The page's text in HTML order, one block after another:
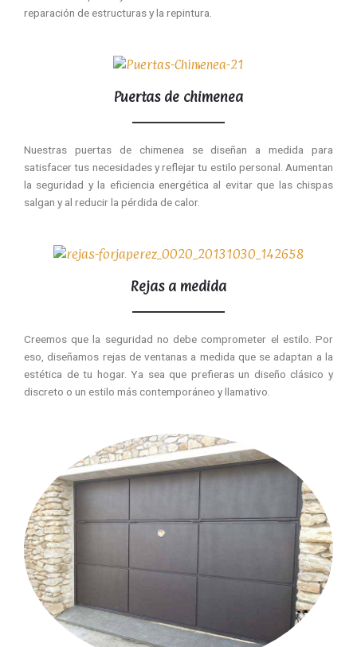
reparación de estructuras y la repintura.
Puertas de chimenea
Nuestras puertas de chimenea se diseñan a medida para
satisfacer tus necesidades y reflejar tu estilo personal. Aumentan
la seguridad y la eficiencia energética al evitar que las chispas
salgan y al reducir la pérdida de calor.
Rejas a medida
Creemos que la seguridad no debe comprometer el estilo. Por
eso, diseñamos rejas de ventanas a medida que se adaptan a la
estética de tu hogar. Ya sea que prefieras un diseño clásico y
discreto o un estilo más contemporáneo y llamativo.